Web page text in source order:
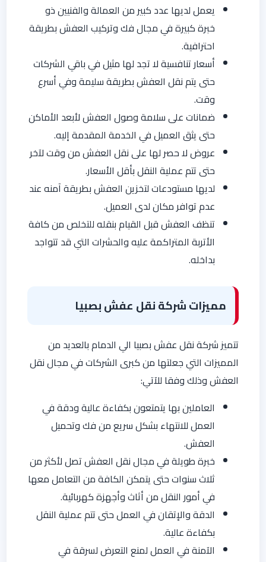
يعمل لديها عدد كبير من العمالة والفنيين ذو
خبرة كبيرة في مجال فك وتركيب العفش بطريقة
احترافية.
أسعار تنافسية لا تجد لها مثيل في باقي الشركات
حتى يتم نقل العفش بطريقة سليمة وفي أسرع
وقت.
ضمانات على سلامة وصول العفش لأبعد الأماكن
حتى يثق العميل في الخدمة المقدمة إليه.
عروض لا حصر لها على نقل العفش من وقت لآخر
حتى تتم عملية النقل بأقل الأسعار.
لديها مستودعات لتخزين العفش بطريقة آمنه عند
عدم توافر مكان لدى العميل.
تنظف العفش قبل القيام بنقله للتخلص من كافة
الأتربة المتراكمة عليه والحشرات التي قد تتواجد
بداخله.
مميزات شركة نقل عفش بصبيا
تتميز شركة نقل عفش بصبيا الي الدمام بالعديد من
المميزات التي جعلتها من كبرى الشركات في مجال نقل
العفش وذلك وفقا للآتي:
العاملين بها يتمتعون بكفاءة عالية ودقة في
العمل للانتهاء بشكل سريع من فك وتحميل
العفش.
خبرة طويلة في مجال نقل العفش تصل لأكثر من
ثلاث سنوات حتى يتمكن الكافة من التعامل معها
في أمور النقل من أثاث وأجهزة كهربائية.
الدقة والإتقان في العمل حتى تتم عملية النقل
بكفاءة عالية.
الآمنة في العمل لمنع التعرض لسرقة في